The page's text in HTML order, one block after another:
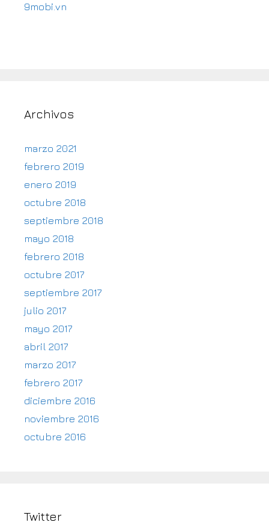
9mobi.vn
Archivos
marzo 2021
febrero 2019
enero 2019
octubre 2018
septiembre 2018
mayo 2018
febrero 2018
octubre 2017
septiembre 2017
julio 2017
mayo 2017
abril 2017
marzo 2017
febrero 2017
diciembre 2016
noviembre 2016
octubre 2016
Twitter